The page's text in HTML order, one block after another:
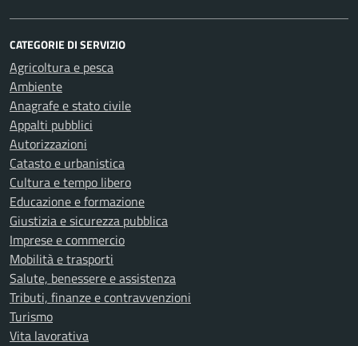
CATEGORIE DI SERVIZIO
Agricoltura e pesca
Ambiente
Anagrafe e stato civile
Appalti pubblici
Autorizzazioni
Catasto e urbanistica
Cultura e tempo libero
Educazione e formazione
Giustizia e sicurezza pubblica
Imprese e commercio
Mobilità e trasporti
Salute, benessere e assistenza
Tributi, finanze e contravvenzioni
Turismo
Vita lavorativa